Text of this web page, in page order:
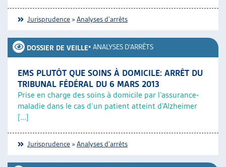
Jurisprudence »Analyses d'arrêts
DOSSIER DE VEILLE• ANALYSES D'ARRÊTS
EMS PLUTÔT QUE SOINS À DOMICILE: ARRÊT DU
TRIBUNAL FÉDÉRAL DU 6 MARS 2013
Prise en charge des soins à domicile par l’assurance-
maladie dans le cas d’un patient atteint d’Alzheimer
[...]
Jurisprudence »Analyses d'arrêts